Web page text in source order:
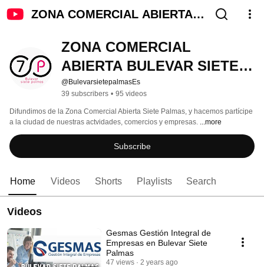
ZONA COMERCIAL ABIERTA
ZONA COMERCIAL
ABIERTA BULEVAR SIETE
PALMAS
@BulevarsietepalmasEs
39 subscribers • 95 videos
Difundimos de la Zona Comercial Abierta Siete Palmas, y hacemos partícipe
a la ciudad de nuestras actvidades, comercios y empresas. ...more
Subscribe
Home Videos Shorts Playlists Search
Videos
Gesmas Gestión Integral de
Empresas en Bulevar Siete
Palmas
47 views 2 years ago